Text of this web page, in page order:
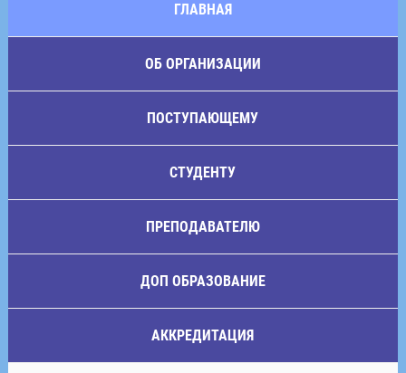
ГЛАВНАЯ
ОБ ОРГАНИЗАЦИИ
ПОСТУПАЮЩЕМУ
СТУДЕНТУ
ПРЕПОДАВАТЕЛЮ
ДОП ОБРАЗОВАНИЕ
АККРЕДИТАЦИЯ